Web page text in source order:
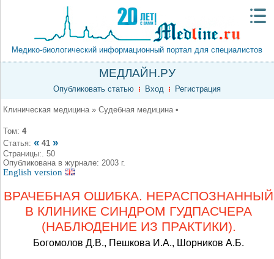
Медико-биологический информационный портал для специалистов
МЕДЛАЙН.РУ
Опубликовать статью Вход Регистрация
Клиническая медицина » Судебная медицина •
Том: 4
Статья: « 41 »
Страницы:. 50
Опубликована в журнале: 2003 г.
English version
ВРАЧЕБНАЯ ОШИБКА. НЕРАСПОЗНАННЫЙ
В КЛИНИКЕ СИНДРОМ ГУДПАСЧЕРА
(НАБЛЮДЕНИЕ ИЗ ПРАКТИКИ).
Богомолов Д.В., Пешкова И.А., Шорников А.Б.